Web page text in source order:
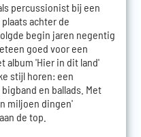
percussionist bij een
achter de
begin jaren negentig
goed voor een
album 'Hier in dit land'
stijl horen: een
en ballads. Met
miljoen dingen'
de top.